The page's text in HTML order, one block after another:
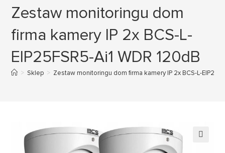
Zestaw monitoringu dom
firma kamery IP 2x BCS-L-
EIP25FSR5-Ai1 WDR 120dB
> Sklep > Zestaw monitoringu dom firma kamery IP 2x BCS-L-